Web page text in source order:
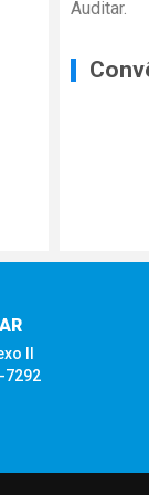
Auditar.
II
7292